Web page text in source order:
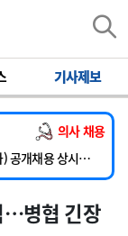
기사제보
의사 채용
[충남대학교병원] [세종] 임상교수요원(류마티스내과) 공개채용 상시모집
…병협 긴장